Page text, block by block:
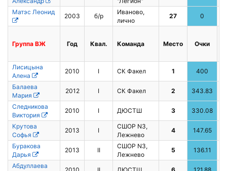
Матэс Леонид
2003 б/р
Иваново,
лично
27 0
Группа BЖ Год Квал. Команда Место Очки
Лисицына
Алена
2010 I СК Факел 1 400
Балаева
Мария
2012 I СК Факел 2 343.83
Следникова
Виктория
2010 I ДЮСТШ 3 330.08
Крутова
Софья
2013 I
СШОР N3,
Лежнево
4 147.65
Буракова
Дарья
2013 II
СШОР N3,
Лежнево
5 136.11
Абдуллаева